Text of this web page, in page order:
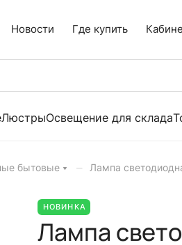
Новости Где купить
ЛюстрыОсвещение для склада
бытовые – Лампа
НОВИНКА
Лампа